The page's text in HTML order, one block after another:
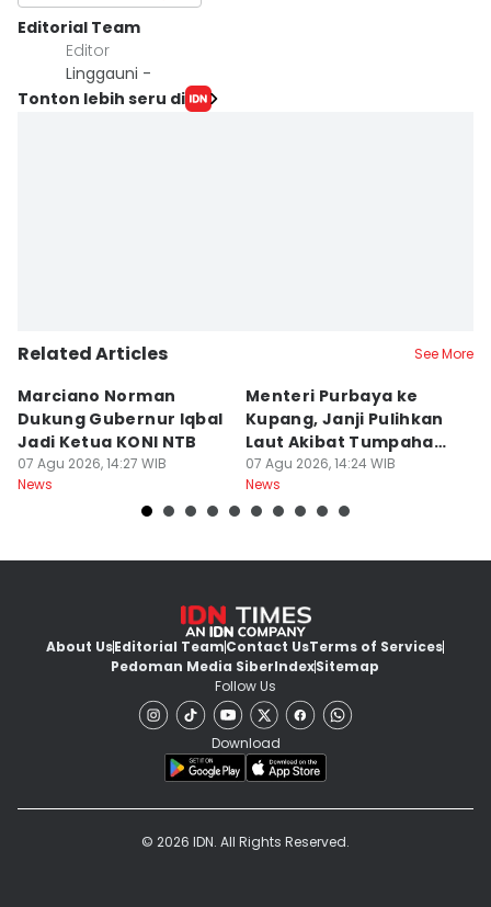
Editorial Team
Editor
Linggauni -
Tonton lebih seru di
Related Articles See More
Marciano Norman
Dukung Gubernur Iqbal
Jadi Ketua KONI NTB
07 Agu 2026, 14:27 WIB
News
Menteri Purbaya ke
Kupang, Janji Pulihkan
Laut Akibat Tumpahan
Minyak Montara
07 Agu 2026, 14:24 WIB
News
About UsEditorial TeamContact UsTerms of Services
Pedoman Media SiberIndexSitemap
Follow Us
Download
© 2026 IDN. All Rights Reserved.